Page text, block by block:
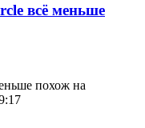
всё меньше
похож на